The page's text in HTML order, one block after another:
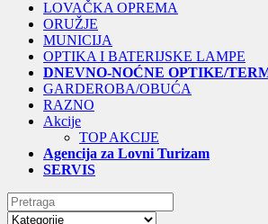
LOVAČKA OPREMA
ORUŽJE
MUNICIJA
OPTIKA I BATERIJSKE LAMPE
DNEVNO-NOĆNE OPTIKE/
GARDEROBA/OBUĆA
RAZNO
Akcije
TOP AKCIJE
Agencija za Lovni Turizam
SERVIS
Search
for: